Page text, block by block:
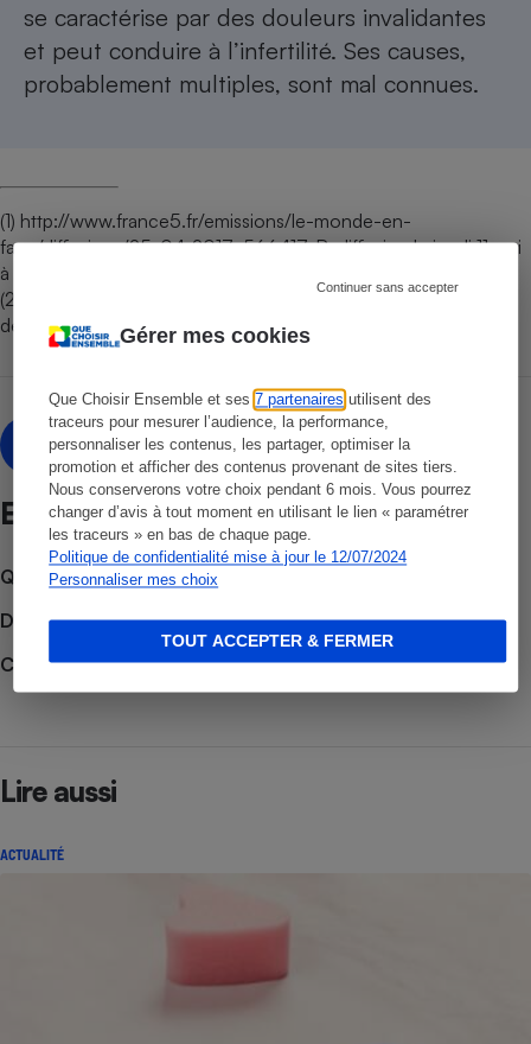
Gérer mes cookies
Que Choisir Ensemble et ses7 partenaires utilisent des
traceurs pour mesurer l’audience, la performance,
personnaliser les contenus, les partager, optimiser la
promotion et afficher des contenus provenant de sites tiers.
Nous conserverons votre choix pendant 6 mois. Vous pourrez
changer d’avis à tout moment en utilisant le lien « paramétrer
les traceurs » en bas de chaque page.
Politique de confidentialité mise à jour le 12/07/2024
Personnaliser mes choix
Continuer sans accepter
TOUT ACCEPTER & FERMER
se caractérise par des douleurs invalidantes
et peut conduire à l’infertilité. Ses causes,
probablement multiples, sont mal connues.
(1) http://www.france5.fr/emissions/le-monde-en-
face/diffusions/25-04-2017_566417. Rediffusion le jeudi 11 mai
à 23 h 55.
(2)
https://www.change.org/p/rendre-visible-la-composition-
des-tampons-et-serviettes-hygi%C3%A8niques
Fabienne Maleysson
Contacter l’auteur(e)
Et aussi
Que faire en cas de litige ?
Découvrir le forum
Consulter nos Actualités
Lire aussi
ACTUALITÉ